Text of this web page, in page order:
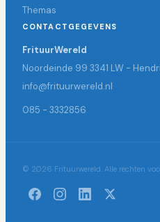
Themas
CONTACTGEGEVENS
FrituurWereld
Noordeinde 99 3341 LW -
info@frituurwereld.nl
085 - 3332856
© 2026 Frituurwereld. Alle rechten